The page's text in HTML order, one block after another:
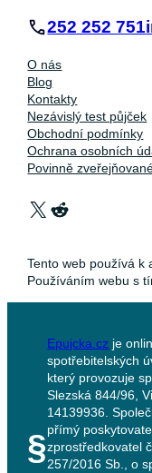
252 252 751
O nás
Blog
Kontakty
Nezávislý test půjček
Obchodní podmínky
Ochrana osobních
Povinně
X Reddit
Tento web používá
Používáním webu s
§
Epujcka.cz je
spotřebitelských
který provozuje
Slezská 844/96,
14139936.
přímý
zprostředkovatel
257/2016 Sb., o